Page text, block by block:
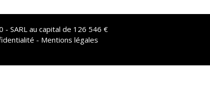
SARL au capital de 126 546 €
- Mentions légales